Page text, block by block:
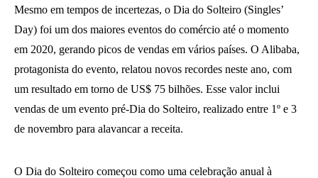
Mesmo em tempos de incertezas, o Dia do Solteiro (Singles’
Day) foi um dos maiores eventos do comércio até o momento
em 2020, gerando picos de vendas em vários países. O Alibaba,
protagonista do evento, relatou novos recordes neste ano, com
um resultado em torno de US$ 75 bilhões. Esse valor inclui
vendas de um evento pré-Dia do Solteiro, realizado entre 1º e 3
de novembro para alavancar a receita.
O Dia do Solteiro começou como uma celebração anual à